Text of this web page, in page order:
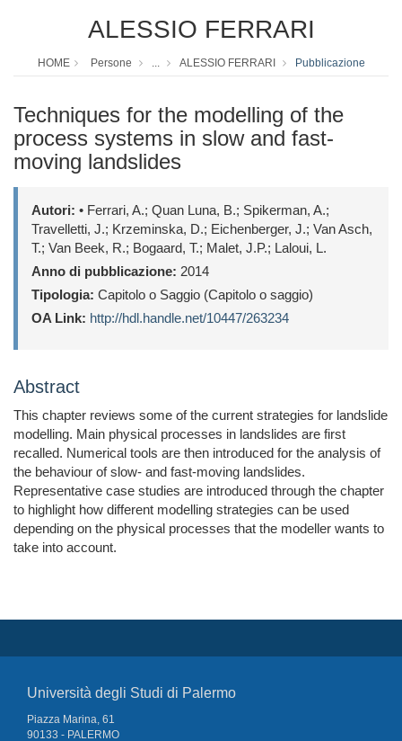
ALESSIO FERRARI
HOME Persone ... ALESSIO FERRARI Pubblicazione
Techniques for the modelling of the
process systems in slow and fast-
moving landslides
Autori: • Ferrari, A.; Quan Luna, B.; Spikerman, A.;
Travelletti, J.; Krzeminska, D.; Eichenberger, J.; Van Asch,
T.; Van Beek, R.; Bogaard, T.; Malet, J.P.; Laloui, L.
Anno di pubblicazione: 2014
Tipologia: Capitolo o Saggio (Capitolo o saggio)
OA Link: http://hdl.handle.net/10447/263234
Abstract
This chapter reviews some of the current strategies for landslide
modelling. Main physical processes in landslides are first
recalled. Numerical tools are then introduced for the analysis of
the behaviour of slow- and fast-moving landslides.
Representative case studies are introduced through the chapter
to highlight how different modelling strategies can be used
depending on the physical processes that the modeller wants to
take into account.
Università degli Studi di Palermo
Piazza Marina, 61
90133 - PALERMO